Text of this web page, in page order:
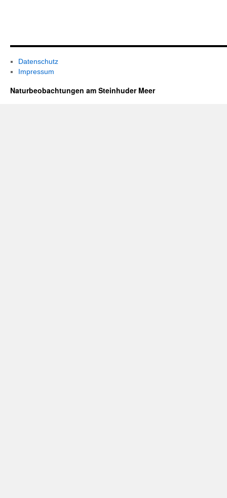
Datenschutz
Impressum
Naturbeobachtungen am Steinhuder Meer